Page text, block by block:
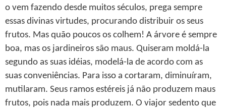
o vem fazendo desde muitos séculos, prega sempre
essas divinas virtudes, procurando distribuir os seus
frutos. Mas quão poucos os colhem! A árvore é sempre
boa, mas os jardineiros são maus. Quiseram moldá-la
segundo as suas idéias, modelá-la de acordo com as
suas conveniências. Para isso a cortaram, diminuíram,
mutilaram. Seus ramos estéreis já não produzem maus
frutos, pois nada mais produzem. O viajor sedento que